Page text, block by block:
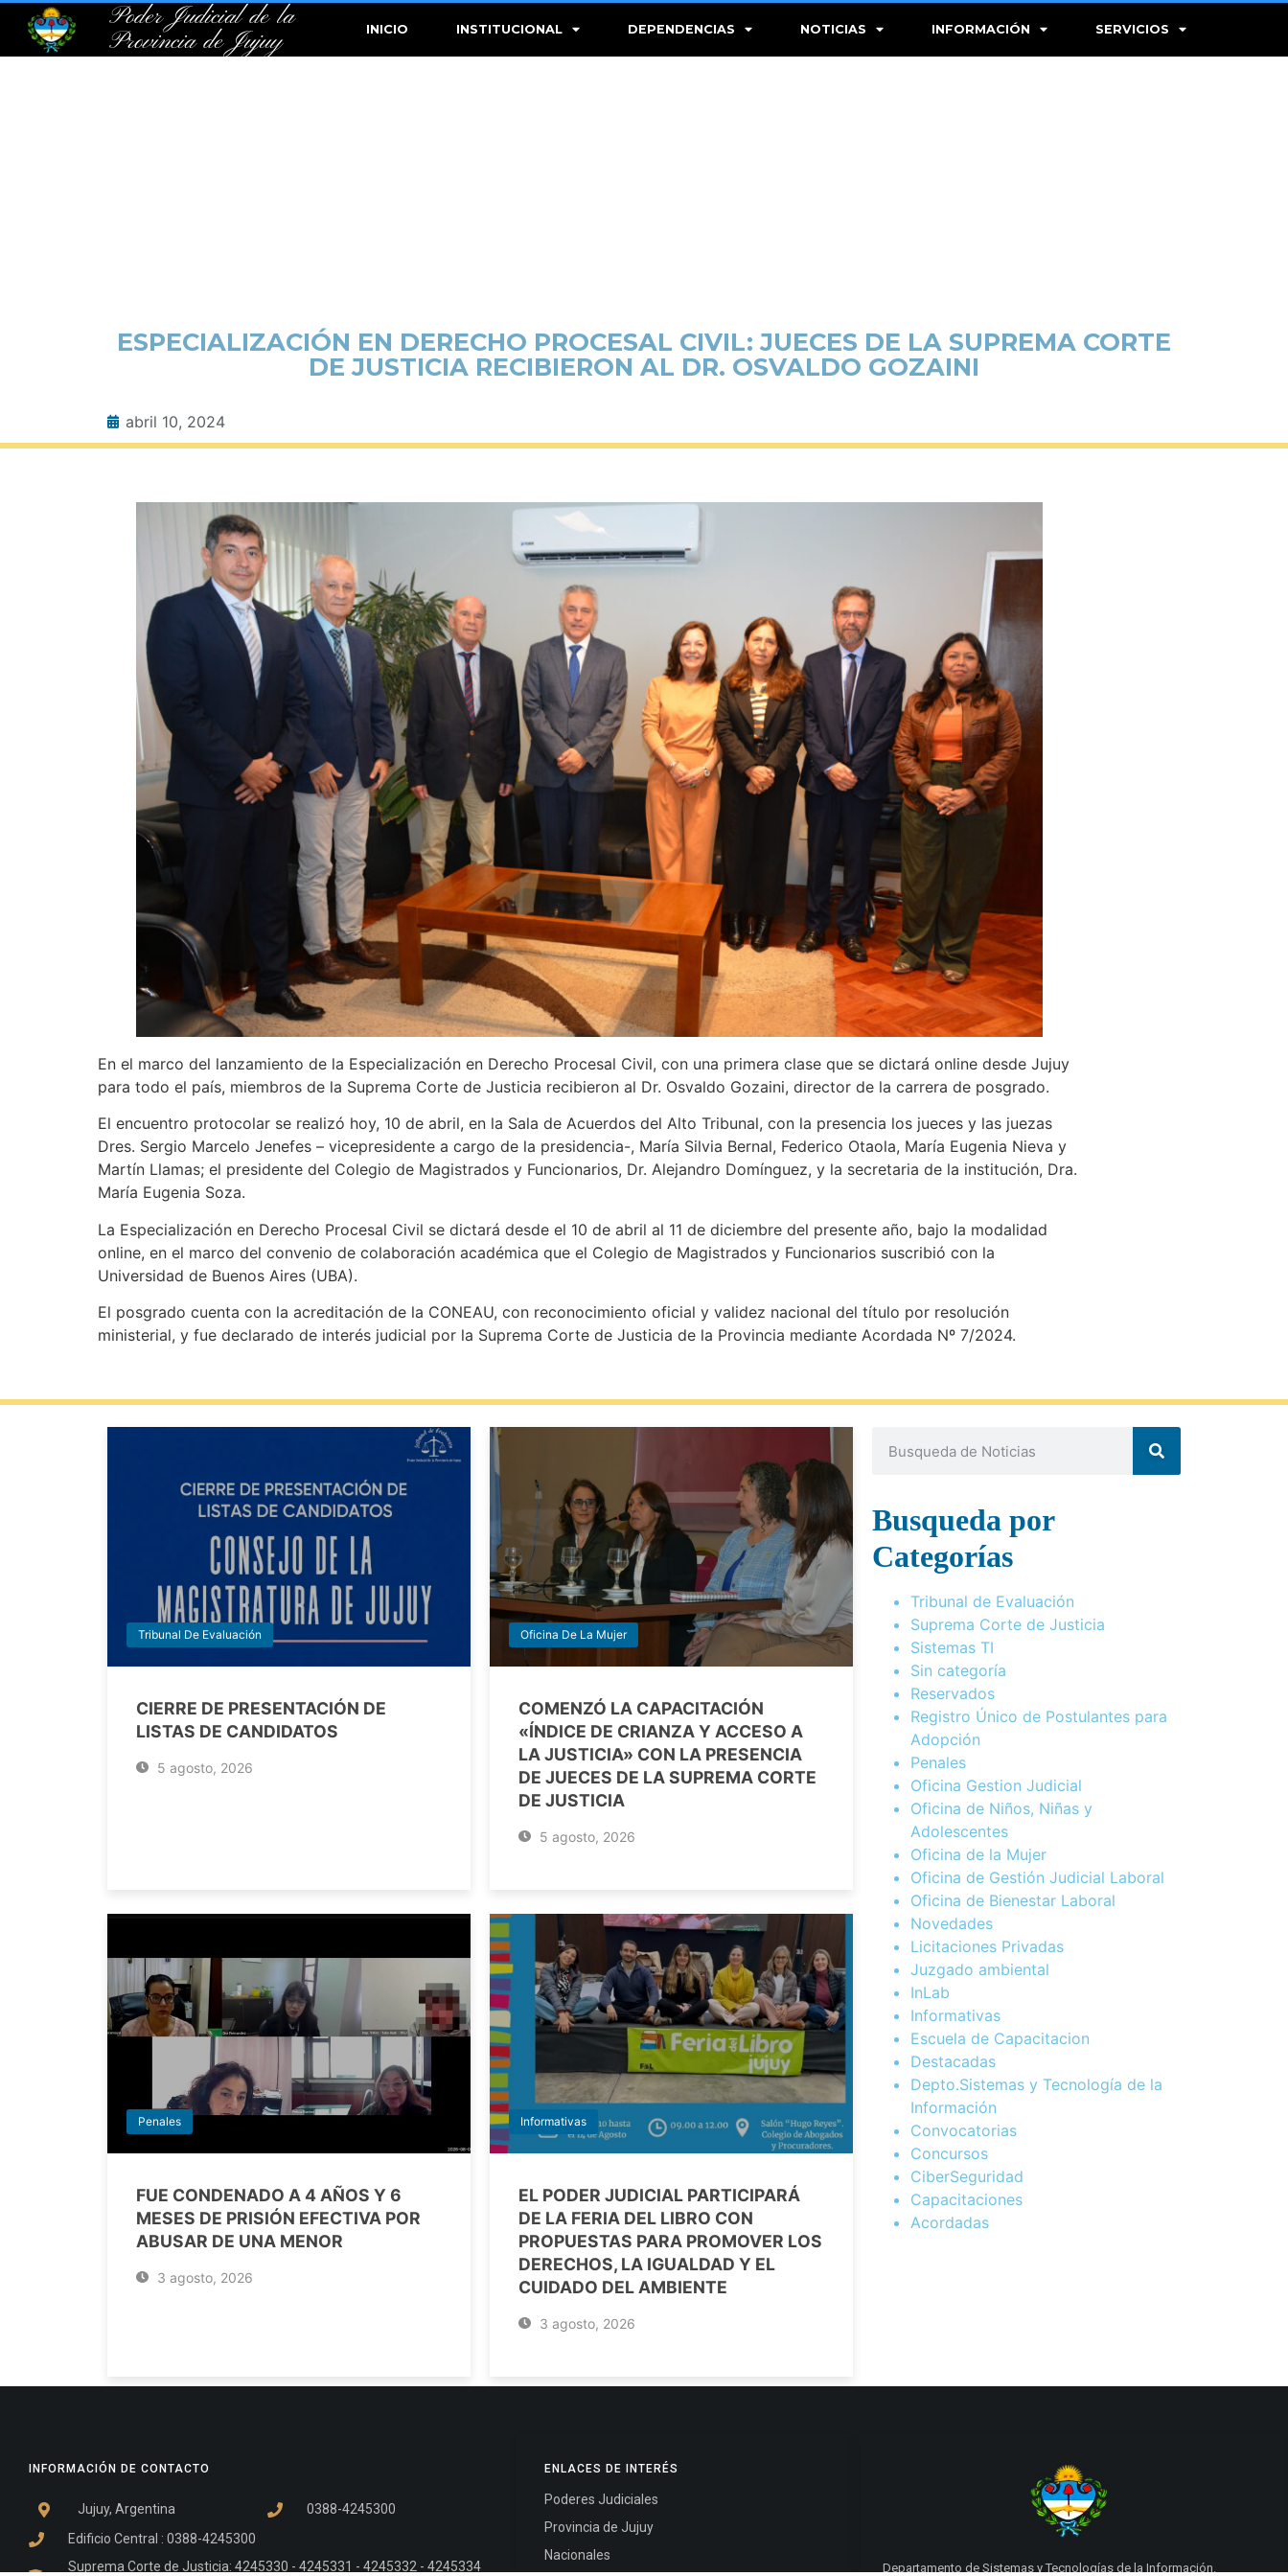
Poder Judicial de la
Provincia de Jujuy
INICIO INSTITUCIONAL DEPENDENCIAS NOTICIAS INFORMACIÓN SERVICIOS
ESPECIALIZACIÓN EN DERECHO PROCESAL CIVIL: JUECES DE LA SUPREMA CORTE
DE JUSTICIA RECIBIERON AL DR. OSVALDO GOZAINI
abril 10, 2024
En el marco del lanzamiento de la Especialización en Derecho Procesal Civil, con una primera clase que se dictará online desde Jujuy
para todo el país, miembros de la Suprema Corte de Justicia recibieron al Dr. Osvaldo Gozaini, director de la carrera de posgrado.
El encuentro protocolar se realizó hoy, 10 de abril, en la Sala de Acuerdos del Alto Tribunal, con la presencia los jueces y las juezas
Dres. Sergio Marcelo Jenefes – vicepresidente a cargo de la presidencia-, María Silvia Bernal, Federico Otaola, María Eugenia Nieva y
Martín Llamas; el presidente del Colegio de Magistrados y Funcionarios, Dr. Alejandro Domínguez, y la secretaria de la institución, Dra.
María Eugenia Soza.
La Especialización en Derecho Procesal Civil se dictará desde el 10 de abril al 11 de diciembre del presente año, bajo la modalidad
online, en el marco del convenio de colaboración académica que el Colegio de Magistrados y Funcionarios suscribió con la
Universidad de Buenos Aires (UBA).
El posgrado cuenta con la acreditación de la CONEAU, con reconocimiento oficial y validez nacional del título por resolución
ministerial, y fue declarado de interés judicial por la Suprema Corte de Justicia de la Provincia mediante Acordada Nº 7/2024.
Tribunal De Evaluación
CIERRE DE PRESENTACIÓN DE
LISTAS DE CANDIDATOS
5 agosto, 2026
Oficina De La Mujer
COMENZÓ LA CAPACITACIÓN
«ÍNDICE DE CRIANZA Y ACCESO A
LA JUSTICIA» CON LA PRESENCIA
DE JUECES DE LA SUPREMA CORTE
DE JUSTICIA
5 agosto, 2026
Penales
FUE CONDENADO A 4 AÑOS Y 6
MESES DE PRISIÓN EFECTIVA POR
ABUSAR DE UNA MENOR
3 agosto, 2026
Informativas
EL PODER JUDICIAL PARTICIPARÁ
DE LA FERIA DEL LIBRO CON
PROPUESTAS PARA PROMOVER LOS
DERECHOS, LA IGUALDAD Y EL
CUIDADO DEL AMBIENTE
3 agosto, 2026
Busqueda por
Categorías
Tribunal de Evaluación
Suprema Corte de Justicia
Sistemas TI
Sin categoría
Reservados
Registro Único de Postulantes para
Adopción
Penales
Oficina Gestion Judicial
Oficina de Niños, Niñas y
Adolescentes
Oficina de la Mujer
Oficina de Gestión Judicial Laboral
Oficina de Bienestar Laboral
Novedades
Licitaciones Privadas
Juzgado ambiental
InLab
Informativas
Escuela de Capacitacion
Destacadas
Depto.Sistemas y Tecnología de la
Información
Convocatorias
Concursos
CiberSeguridad
Capacitaciones
Acordadas
INFORMACIÓN DE CONTACTO
Jujuy, Argentina
0388-4245300
Edificio Central : 0388-4245300
Suprema Corte de Justicia: 4245330 - 4245331 - 4245332 - 4245334
ENLACES DE INTERÉS
Poderes Judiciales
Provincia de Jujuy
Nacionales
Departamento de Sistemas y Tecnologías de la Información.